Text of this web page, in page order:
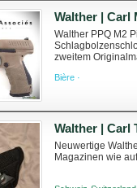
Walther | Carl
Walther PPQ M2
zweitem
Bière ·
Walther | Carl
Neuwertige
Magazinen wie